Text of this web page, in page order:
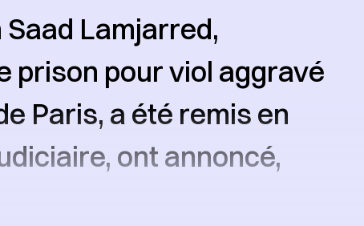
Lamjarred,
prison pour viol aggravé
Paris, a été remis en
ont annoncé,